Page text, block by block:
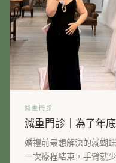
減重門診
減重門診｜為了年
婚禮前最想解決的就蝴
一次療程結束，手臂就